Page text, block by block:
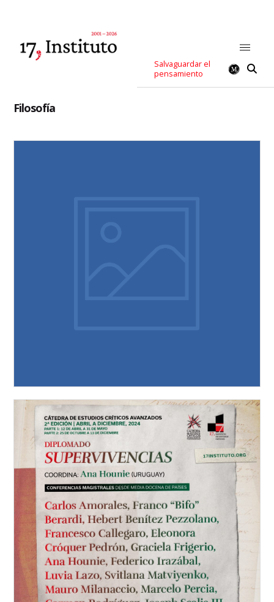
Salvaguardar el
pensamiento
Filosofía